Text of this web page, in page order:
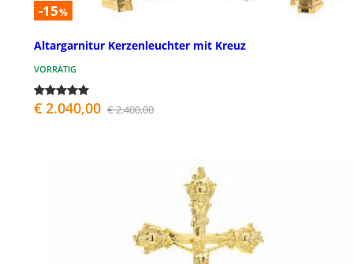
-15%
Altargarnitur Kerzenleuchter mit Kreuz
VORRÄTIG
€ 2.040,00 € 2.400,00